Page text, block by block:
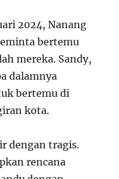
2024, Nanang
bertemu
mereka. Sandy,
dalamnya
bertemu di
kota.
dengan tragis.
rencana